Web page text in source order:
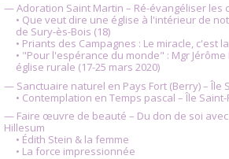
— Adoration Saint Martin – Ré-évangéliser les
• Que veut dire une église à l'intérieur de
de Sury-ès-Bois (18)
• Priants des Campagnes : Le miracle, c'est
• "Pour l'espérance du monde" : Mgr
église rurale (17-25 mars 2020)
— Sanctuaire naturel en Pays Fort (Berry) – Île
• Contemplation en Temps pascal – Île
— Faire œuvre de beauté – Du don de soi avec
Hillesum
• Édith Stein & la femme
• La force impressionnée